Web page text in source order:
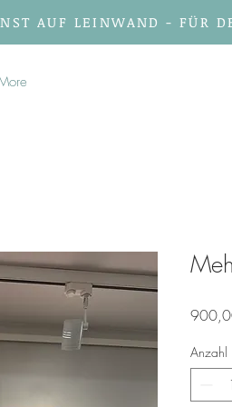
AUF LEINWAND - FÜR
Anzahl